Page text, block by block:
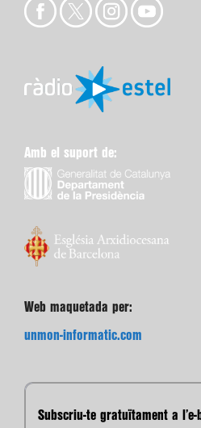
Amb el suport de:
Web maquetada per:
unmon-informatic.com
Subscriu-te gratuïtament a